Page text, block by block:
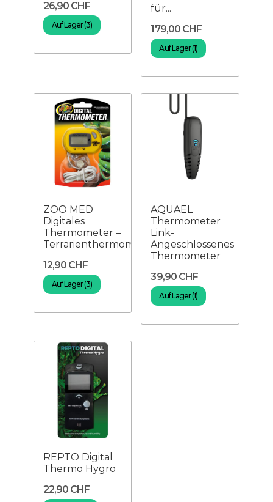
26,90 CHF
Auf Lager (3)
für...
179,00 CHF
Auf Lager (1)
ZOO MED
Digitales
Thermometer –
Terrarienthermometer
12,90 CHF
Auf Lager (3)
AQUAEL
Thermometer
Link-
Angeschlossenes
Thermometer
39,90 CHF
Auf Lager (1)
REPTO Digital
Thermo Hygro
22,90 CHF